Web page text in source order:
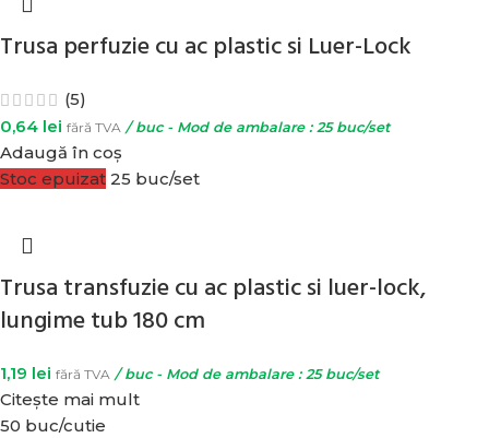
Trusa perfuzie cu ac plastic si Luer-Lock
(5)
0,64 lei fără TVA / buc - Mod de ambalare : 25 buc/set
Adaugă în coș
Stoc epuizat 25 buc/set
Trusa transfuzie cu ac plastic si luer-lock,
lungime tub 180 cm
1,19 lei fără TVA / buc - Mod de ambalare : 25 buc/set
Citește mai mult
50 buc/cutie